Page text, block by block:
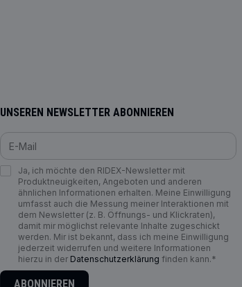
UNSEREN NEWSLETTER ABONNIEREN
Ja, ich möchte den RIDEX-Newsletter mit
Produktneuigkeiten, Angeboten und anderen
ähnlichen Informationen erhalten. Meine Einwilligung
umfasst auch die Messung meiner Interaktionen mit
dem Newsletter (z. B. Öffnungs- und Klickraten),
damit mir möglichst relevante Inhalte zugeschickt
werden. Mir ist bekannt, dass ich meine Einwilligung
jederzeit widerrufen und weitere Informationen
hierzu in der Datenschutzerklärung finden kann.*
ABONNIEREN